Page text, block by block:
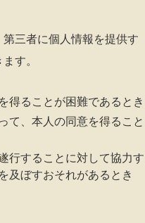
三者に個人情報を提供す
す。
得ることが困難であるとき
て、本人の同意を得ること
行することに対して協力す
及ぼすおそれがあるとき